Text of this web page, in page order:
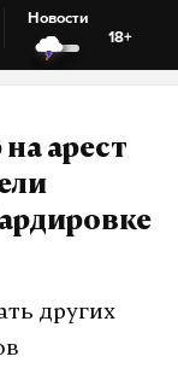
Новости
18+
арест
других